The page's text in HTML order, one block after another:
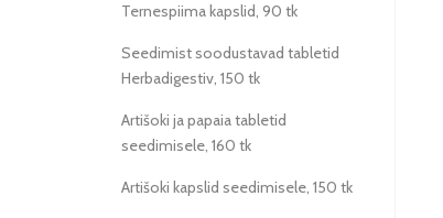
Ternespiima kapslid, 90 tk
Seedimist soodustavad tabletid
Herbadigestiv, 150 tk
Artišoki ja papaia tabletid
seedimisele, 160 tk
Artišoki kapslid seedimisele, 150 tk